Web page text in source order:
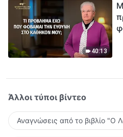
40:13
Άλλοι τύποι βίντεο
Αναγνώσεις από το βιβλίο "Ο